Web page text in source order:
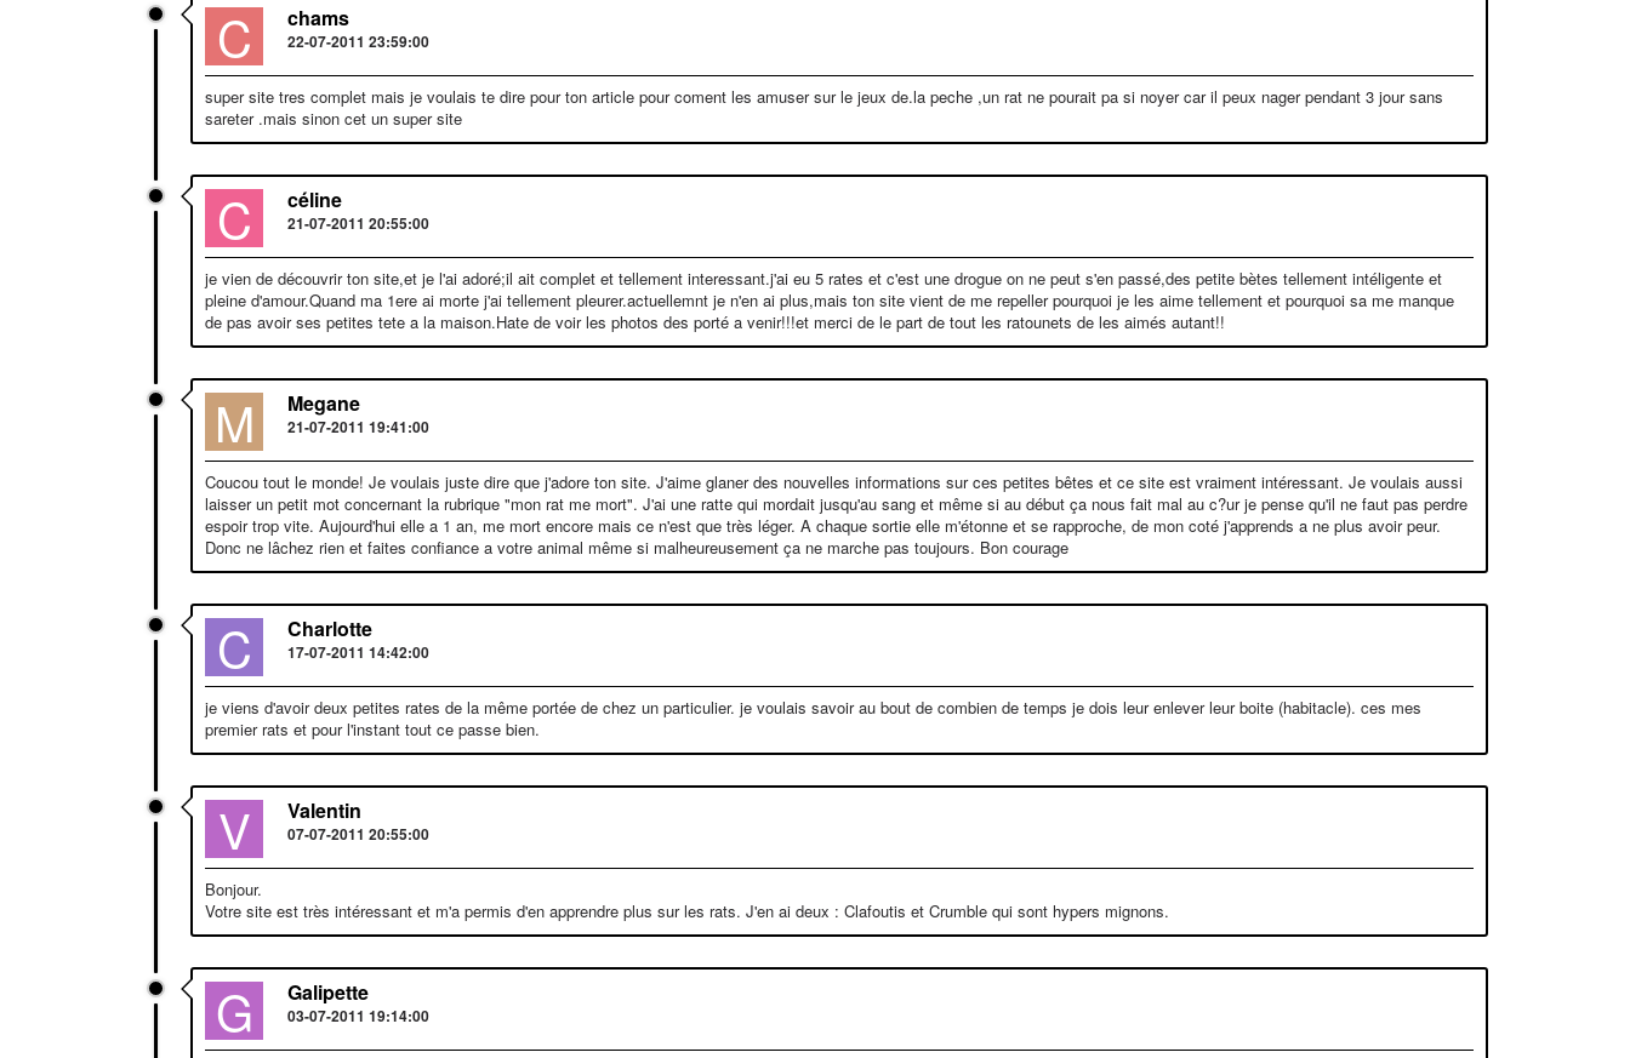
C chams
22-07-2011 23:59:00
super site tres complet mais je voulais te dire pour ton article pour coment les amuser sur le jeux de.la peche ,un rat ne pourait pa si noyer car il peux nager pendant 3 jour sans
sareter .mais sinon cet un super site
C céline
21-07-2011 20:55:00
je vien de découvrir ton site,et je l'ai adoré;il ait complet et tellement interessant.j'ai eu 5 rates et c'est une drogue on ne peut s'en passé,des petite bètes tellement intéligente et
pleine d'amour.Quand ma 1ere ai morte j'ai tellement pleurer.actuellemnt je n'en ai plus,mais ton site vient de me repeller pourquoi je les aime tellement et pourquoi sa me manque
de pas avoir ses petites tete a la maison.Hate de voir les photos des porté a venir!!!et merci de le part de tout les ratounets de les aimés autant!!
M Megane
21-07-2011 19:41:00
Coucou tout le monde! Je voulais juste dire que j'adore ton site. J'aime glaner des nouvelles informations sur ces petites bêtes et ce site est vraiment intéressant. Je voulais aussi
laisser un petit mot concernant la rubrique "mon rat me mort". J'ai une ratte qui mordait jusqu'au sang et même si au début ça nous fait mal au c?ur je pense qu'il ne faut pas perdre
espoir trop vite. Aujourd'hui elle a 1 an, me mort encore mais ce n'est que très léger. A chaque sortie elle m'étonne et se rapproche, de mon coté j'apprends a ne plus avoir peur.
Donc ne lâchez rien et faites confiance a votre animal même si malheureusement ça ne marche pas toujours. Bon courage
C Charlotte
17-07-2011 14:42:00
je viens d'avoir deux petites rates de la même portée de chez un particulier. je voulais savoir au bout de combien de temps je dois leur enlever leur boite (habitacle). ces mes
premier rats et pour l'instant tout ce passe bien.
V Valentin
07-07-2011 20:55:00
Bonjour.
Votre site est très intéressant et m'a permis d'en apprendre plus sur les rats. J'en ai deux : Clafoutis et Crumble qui sont hypers mignons.
G Galipette
03-07-2011 19:14:00